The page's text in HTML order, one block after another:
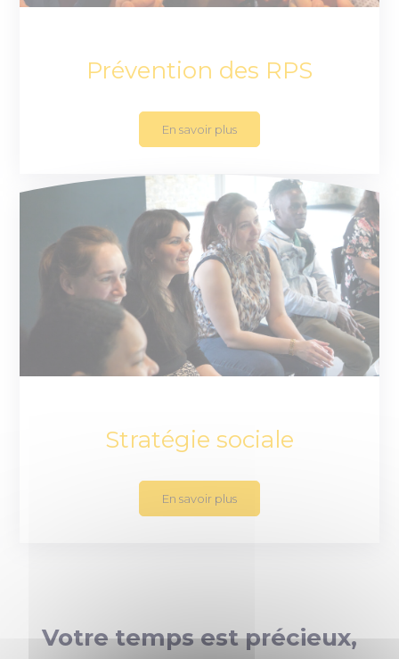
Prévention des RPS
En savoir plus
Stratégie sociale
En savoir plus
Votre temps est précieux,